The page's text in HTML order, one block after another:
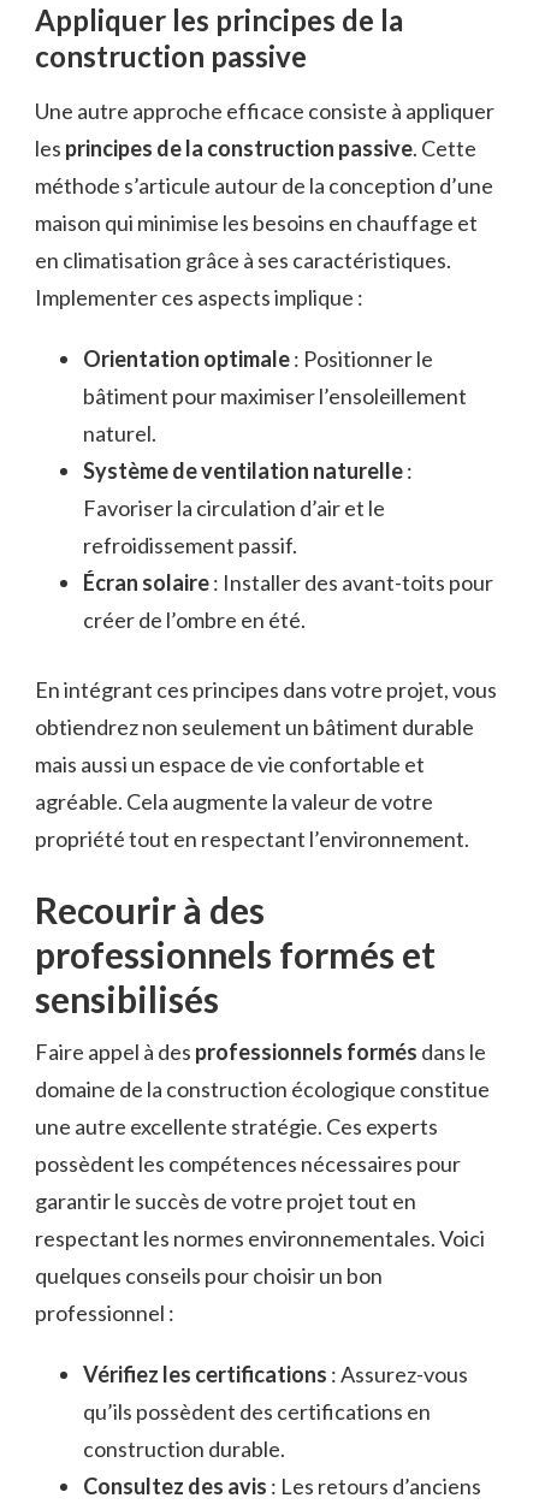
Appliquer les principes de la
construction passive
Une autre approche efficace consiste à appliquer
les principes de la construction passive. Cette
méthode s’articule autour de la conception d’une
maison qui minimise les besoins en chauffage et
en climatisation grâce à ses caractéristiques.
Implementer ces aspects implique :
Orientation optimale: Positionner le
bâtiment pour maximiser l’ensoleillement
naturel.
Système de ventilation naturelle:
Favoriser la circulation d’air et le
refroidissement passif.
Écran solaire: Installer des avant-toits pour
créer de l’ombre en été.
En intégrant ces principes dans votre projet, vous
obtiendrez non seulement un bâtiment durable
mais aussi un espace de vie confortable et
agréable. Cela augmente la valeur de votre
propriété tout en respectant l’environnement.
Recourir à des
professionnels formés et
sensibilisés
Faire appel à des professionnels formés dans le
domaine de la construction écologique constitue
une autre excellente stratégie. Ces experts
possèdent les compétences nécessaires pour
garantir le succès de votre projet tout en
respectant les normes environnementales. Voici
quelques conseils pour choisir un bon
professionnel :
Vérifiez les certifications : Assurez-vous
qu’ils possèdent des certifications en
construction durable.
Consultez des avis : Les retours d’anciens